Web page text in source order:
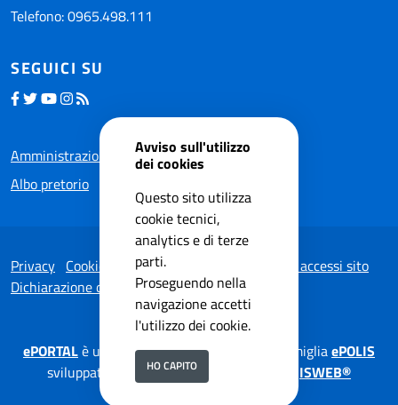
Telefono: 0965.498.111
SEGUICI SU
Amministrazione trasparente
Albo pretorio
Privacy Cookie Policy Note legali
Statistiche accessi sito
Dichiarazione di accessibilità
ePORTALè una soluzione applicativa della famigliaePOLIS
sviluppata da
ISWEB S.p.A. ISWEB®
Avviso sull'utilizzo
dei cookies
Questo sito utilizza
cookie tecnici,
analytics e di terze
parti.
Proseguendo nella
navigazione accetti
l'utilizzo dei cookie.
HO CAPITO